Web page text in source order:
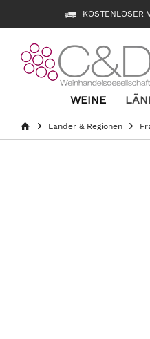
KOSTENLOSER
WEINE
Länder & Regionen